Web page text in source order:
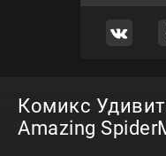
Комикс
Amazing